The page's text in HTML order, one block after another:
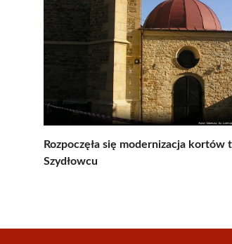
Rozpoczęła się modernizacja kortów
Szydłowcu